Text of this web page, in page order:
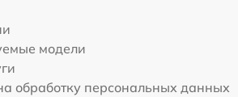
модели
обработку персональных данных